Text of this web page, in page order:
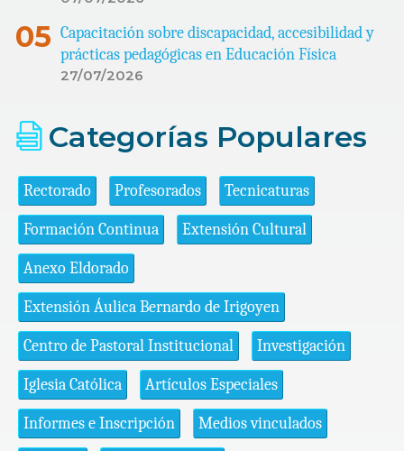
Capacitación sobre discapacidad, accesibilidad y
prácticas pedagógicas en Educación Física
27/07/2026
Categorías Populares
Rectorado Profesorados Tecnicaturas
Formación Continua Extensión Cultural
Anexo Eldorado
Extensión Áulica Bernardo de Irigoyen
Centro de Pastoral Institucional Investigación
Iglesia Católica Artículos Especiales
Informes e Inscripción Medios vinculados